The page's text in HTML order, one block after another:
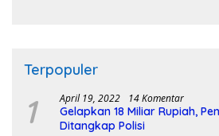
Terpopuler
1 April 19, 2022 14 Komentar
Gelapkan 18 Miliar Rupiah,
Ditangkap Polisi